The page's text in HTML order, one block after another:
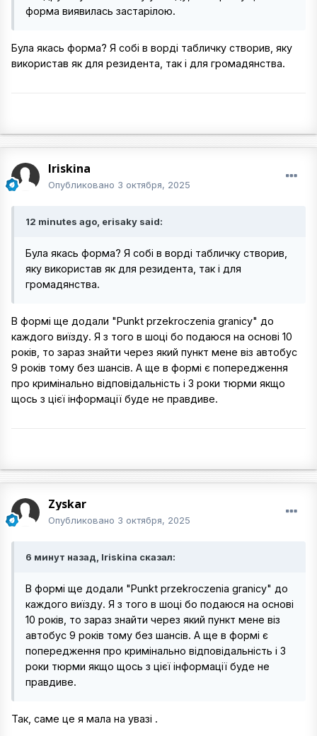
форма виявилась застарілою.
Була якась форма? Я собі в ворді табличку створив, яку
використав як для резидента, так і для громадянства.
Iriskina
Опубликовано 3 октября, 2025
12 minutes ago, erisaky said:
Була якась форма? Я собі в ворді табличку створив,
яку використав як для резидента, так і для
громадянства.
В формі ще додали "Punkt przekroczenia granicy" до
каждого виїзду. Я з того в шоці бо подаюся на основі 10
років, то зараз знайти через який пункт мене віз автобус
9 років тому без шансів. А ще в формі є попередження
про кримінально відповідальність і 3 роки тюрми якщо
щось з цієї інформації буде не правдиве.
Zyskar
Опубликовано 3 октября, 2025
6 минут назад, Iriskina сказал:
В формі ще додали "Punkt przekroczenia granicy" до
каждого виїзду. Я з того в шоці бо подаюся на основі
10 років, то зараз знайти через який пункт мене віз
автобус 9 років тому без шансів. А ще в формі є
попередження про кримінально відповідальність і 3
роки тюрми якщо щось з цієї інформації буде не
правдиве.
Так, саме це я мала на увазі .